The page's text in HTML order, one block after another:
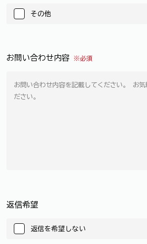
その他
お問い合わせ内容 ※必須
返信希望
返信を希望しない